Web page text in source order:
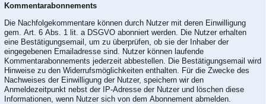
Kommentarabonnements
Die Nachfolgekommentare können durch Nutzer mit deren Einwilligung
gem. Art. 6 Abs. 1 lit. a DSGVO abonniert werden. Die Nutzer erhalten
eine Bestätigungsemail, um zu überprüfen, ob sie der Inhaber der
eingegebenen Emailadresse sind. Nutzer können laufende
Kommentarabonnements jederzeit abbestellen. Die Bestätigungsemail wird
Hinweise zu den Widerrufsmöglichkeiten enthalten. Für die Zwecke des
Nachweises der Einwilligung der Nutzer, speichern wir den
Anmeldezeitpunkt nebst der IP-Adresse der Nutzer und löschen diese
Informationen, wenn Nutzer sich von dem Abonnement abmelden.